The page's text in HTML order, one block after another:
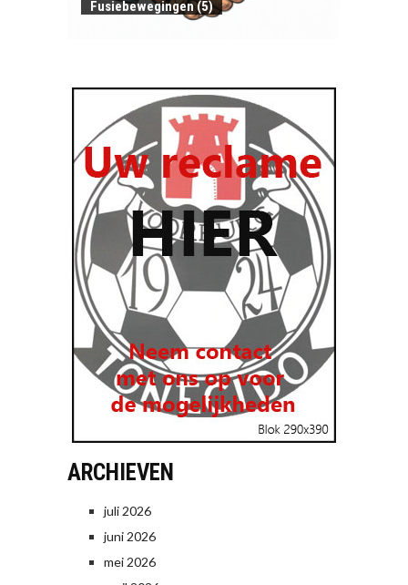
Fusiebewegingen (5)
ARCHIEVEN
juli 2026
juni 2026
mei 2026